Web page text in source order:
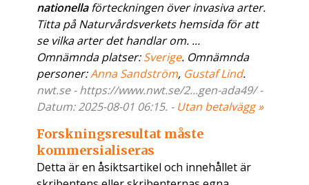
nationellaförteckningen över invasiva arter.
Titta på Naturvårdsverkets hemsida för att
se vilka arter det handlar om. ...
Omnämnda platser:Sverige. Omnämnda
personer:Anna Sandström, Gustaf Lind.
nwt.se - https://www.nwt.se/2...gen-ada49/ -
Datum: 2025-08-01 06:15. - Utan betalvägg »
Forskningsresultat måste
kommersialiseras
Detta är en åsiktsartikel och innehållet är